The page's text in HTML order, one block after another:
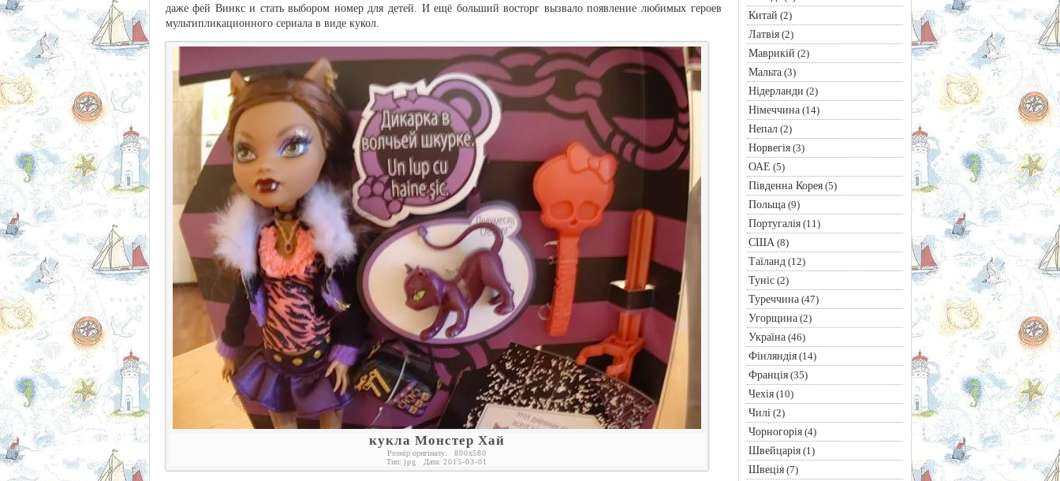
даже фей Винкс и стать выбором номер для детей. И ещё больший восторг вызвало появление любимых героев
мультипликационного сериала в виде кукол.
кукла Монстер Хай
Розмір оригіналу: 800x580
Тип: jpg Дата: 2015-03-01
Китай (2)
Латвія(2)
Маврикій (2)
Мальта(3)
Нідерланди (2)
Німеччина(14)
Непал(2)
Норвегія(3)
ОАЕ (5)
Південна Корея(5)
Польща(9)
Португалія(11)
США(8)
Таїланд(12)
Туніс(2)
Туреччина(47)
Угорщина(2)
Україна(46)
Фінляндія(14)
Франція(35)
Чехія(10)
Чилі(2)
Чорногорія(4)
Швейцарія(1)
Швеція(7)